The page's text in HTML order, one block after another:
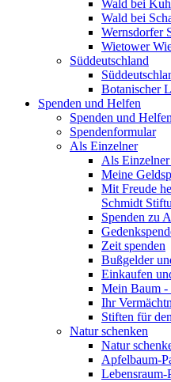
Wald bei
Wald bei
Wernsdorfer
Wietower
Süddeutschland
Botanischer
Spenden und Helfen
Spenden und
Spendenformular
Als Einzelner
Als
Meine
Mit Freude
Schmidt
Spenden zu
Zeit spenden
Bußgelder
Einkaufen
Mein Baum -
Ihr
Stiften für
Natur schenken
Natur
Apfelbaum-
Lebensraum-